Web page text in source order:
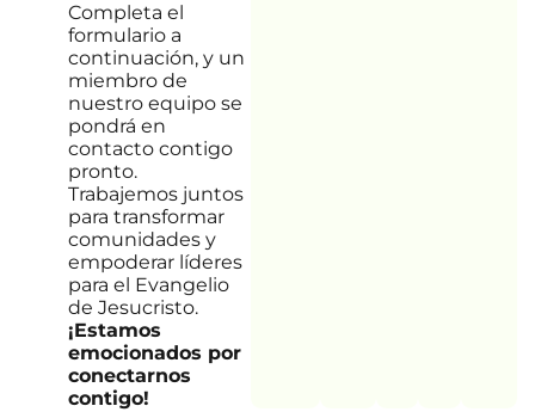
Completa el
formulario a
continuación, y un
miembro de
nuestro equipo se
pondrá en
contacto contigo
pronto.
Trabajemos juntos
para transformar
comunidades y
empoderar líderes
para el Evangelio
de Jesucristo.
¡Estamos
emocionados por
conectarnos
contigo!